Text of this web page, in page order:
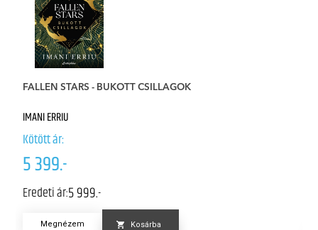
FALLEN STARS - BUKOTT CSILLAGOK
IMANI ERRIU
Kötött ár:
5 399.-
Eredeti ár:5 999.-
Megnézem Kosárba